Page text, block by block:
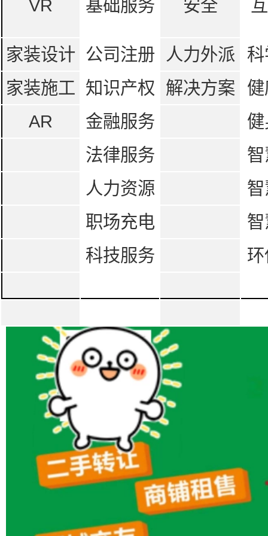
VR 基础服务 安全
家装设计 公司注册 人力外派
家装施工 知识产权 解决方案
AR
金融服务
法律服务
人力资源
职场充电
科技服务